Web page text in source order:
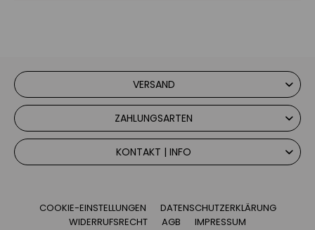
versorgt die Haut mit Vitamin E
VERSAND
ZAHLUNGSARTEN
KONTAKT | INFO
COOKIE-EINSTELLUNGEN
DATENSCHUTZERKLÄRUNG
WIDERRUFSRECHT
AGB IMPRESSUM